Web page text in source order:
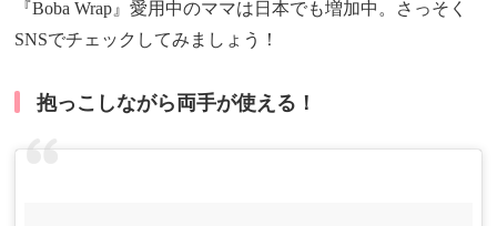
『Boba Wrap』愛用中のママは日本でも増加中。さっそく
SNSでチェックしてみましょう！
抱っこしながら両手が使える！